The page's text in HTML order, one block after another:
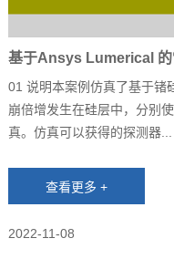
基于Ansys Lumerical 的
01 说明本案例仿真了基于锗
崩倍增发生在硅层中，分别
真。仿真可以获得的探测器...
2022-11-08